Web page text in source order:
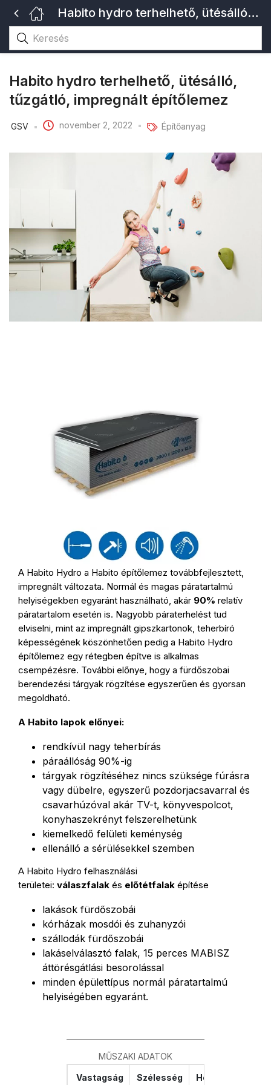
Habito hydro terhelhető, ütésálló, tűzgátló, impregnált építőlemez
Habito hydro terhelhető, ütésálló,
tűzgátló, impregnált építőlemez
GSV november 2, 2022 Építőanyag
A Habito Hydro a Habito építőlemez továbbfejlesztett,
impregnált változata. Normál és magas páratartalmú
helyiségekben egyaránt használható, akár 90% relatív
páratartalom esetén is. Nagyobb páraterhelést tud
elviselni, mint az impregnált gipszkartonok, teherbíró
képességének köszönhetően pedig a Habito Hydro
építőlemez egy rétegben építve is alkalmas
csempézésre. További előnye, hogy a fürdőszobai
berendezési tárgyak rögzítése egyszerűen és gyorsan
megoldható.
A Habito lapok előnyei:
rendkívül nagy teherbírás
páraállóság 90%-ig
tárgyak rögzítéséhez nincs szüksége fúrásra
vagy dübelre, egyszerű pozdorjacsavarral és
csavarhúzóval akár TV-t, könyvespolcot,
konyhaszekrényt felszerelhetünk
kiemelkedő felületi keménység
ellenálló a sérülésekkel szemben
A Habito Hydro felhasználási
területei: válaszfalak és előtétfalak építése
lakások fürdőszobái
kórházak mosdói és zuhanyzói
szállodák fürdőszobái
lakáselválasztó falak, 15 perces MABISZ
áttörésgátlási besorolással
minden épülettípus normál páratartalmú
helyiségében egyaránt.
MŰSZAKI ADATOK
Vastagság Szélesség Hosszúság